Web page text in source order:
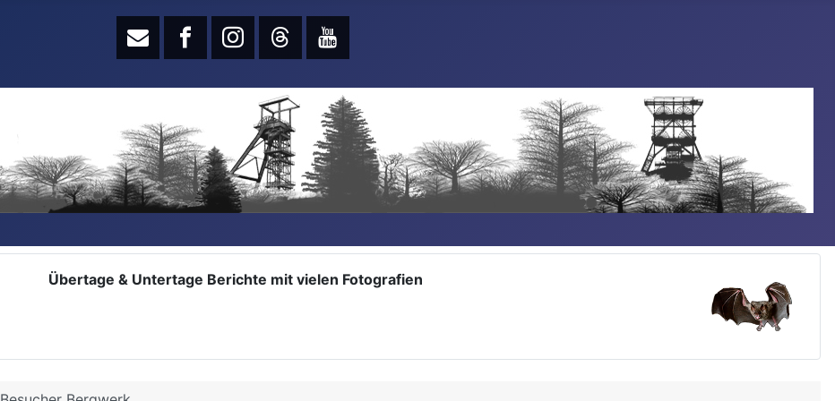
Übertage & Untertage Berichte mit vielen Fotografien